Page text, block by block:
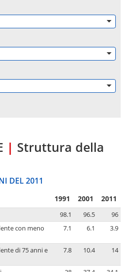
| Struttura della
DEL 2011
1991 2001 2011
98.1 96.5
96
con meno
7.1 6.1 3.9
di 75 anni e
7.8 10.4 14